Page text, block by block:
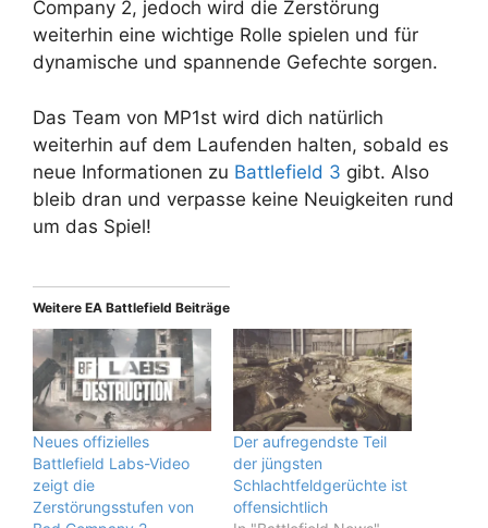
Company 2, jedoch wird die Zerstörung
weiterhin eine wichtige Rolle spielen und für
dynamische und spannende Gefechte sorgen.
Das Team von MP1st wird dich natürlich
weiterhin auf dem Laufenden halten, sobald es
neue Informationen zu Battlefield 3 gibt. Also
bleib dran und verpasse keine Neuigkeiten rund
um das Spiel!
Weitere EA Battlefield Beiträge
Neues offizielles
Battlefield Labs-Video
zeigt die
Zerstörungsstufen von
Der aufregendste Teil
der jüngsten
Schlachtfeldgerüchte ist
offensichtlich